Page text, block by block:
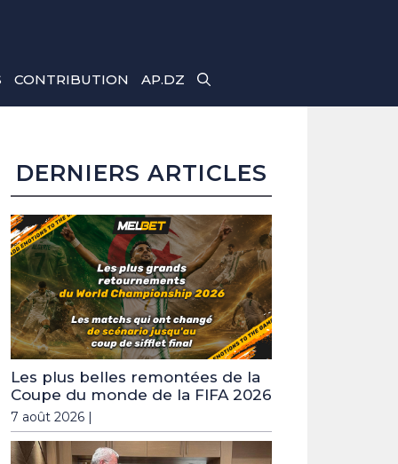
CONTRIBUTION AP.DZ
DERNIERS ARTICLES
Les plus belles remontées de la
Coupe du monde de la FIFA 2026
7 août 2026 |